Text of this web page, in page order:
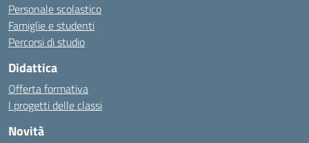
Personale scolastico
Famiglie e studenti
Percorsi di studio
Didattica
Offerta formativa
I progetti delle classi
Novità